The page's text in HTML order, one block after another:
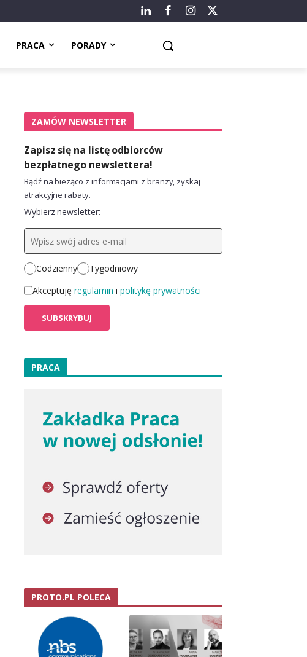
PRACA PORADY
ZAMÓW NEWSLETTER
Zapisz się na listę odbiorców
bezpłatnego newslettera!
Bądź na bieżąco z informacjami z branży, zyskaj
atrakcyjne rabaty.
Wybierz newsletter:
Codzienny
Tygodniowy
Akceptuję regulamin i politykę prywatności
PRACA
PROTO.PL POLECA